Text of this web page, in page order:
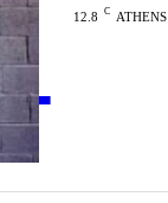
12.8 C ATHENS